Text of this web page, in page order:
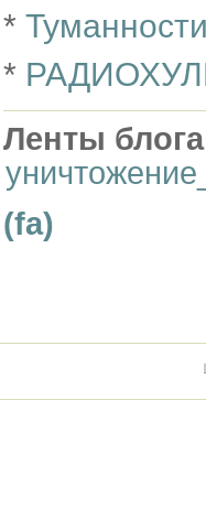
*
*
Ленты
(fa)